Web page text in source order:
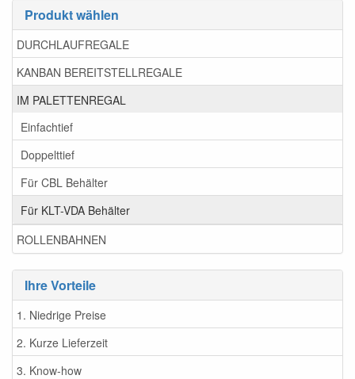
Produkt wählen
DURCHLAUFREGALE
KANBAN BEREITSTELLREGALE
IM PALETTENREGAL
Einfachtief
Doppelttief
Für CBL Behälter
Für KLT-VDA Behälter
ROLLENBAHNEN
Ihre Vorteile
1. Niedrige Preise
2. Kurze Lieferzeit
3. Know-how